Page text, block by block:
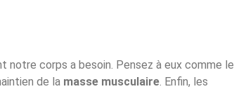
notre corps a besoin. Pensez à eux comme le
de la masse musculaire. Enfin, les